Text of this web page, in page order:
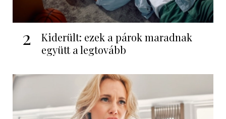
2
Kiderült: ezek a párok maradnak
együtt a legtovább